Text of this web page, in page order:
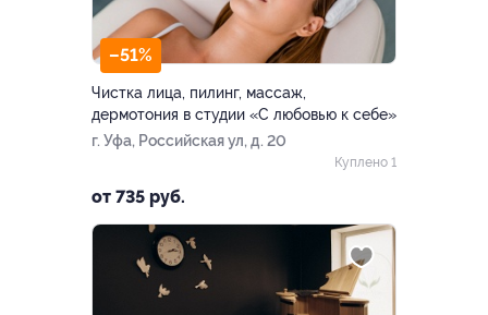
–51%
Чистка лица, пилинг, массаж,
дермотония в студии «С любовью к себе»
г. Уфа, Российская ул, д. 20
от 735 руб.
Куплено 1